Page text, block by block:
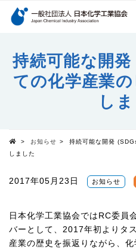
検索キーワード
持続可能な開
ての化学産業
し
Top
> お知らせ >
持続可能な開発
しました
2017年05月23日 お知らせ
日本化学工業協会ではRC委員
バーとして、2017年初よりタ
産業の歴史を振返りながら、